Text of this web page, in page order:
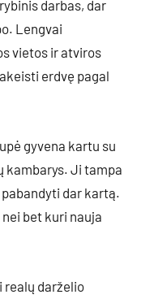
darbas, dar
Lengvai
vietos ir atviros
erdvę pagal
gyvena kartu su
kambarys. Ji tampa
dar kartą.
bet kuri nauja
realų darželio